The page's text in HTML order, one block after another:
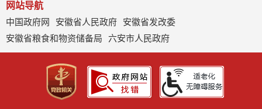
网站导航
中国政府网
安徽省人民政府
安徽省发改委
安徽省粮食和物资储备局
六安市人民政府